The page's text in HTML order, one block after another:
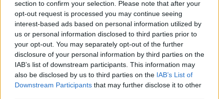
section to confirm your selection. Please note that after your
opt-out request is processed you may continue seeing
interest-based ads based on personal information utilized by
us or personal information disclosed to third parties prior to
your opt-out. You may separately opt-out of the further
disclosure of your personal information by third parties on the
IAB’s list of downstream participants. This information may
also be disclosed by us to third parties on the IAB’s List of
Downstream Participants that may further disclose it to other
2026. augusztus 04., kedd
Medve miatt szólt a Ro-Alert
Csíkszeredában